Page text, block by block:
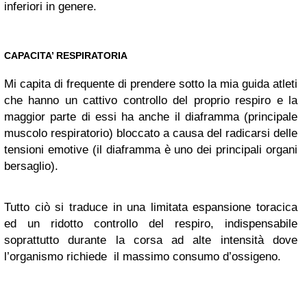
inferiori in genere.
CAPACITA’ RESPIRATORIA
Mi capita di frequente di prendere sotto la mia guida atleti
che hanno un cattivo controllo del proprio respiro e la
maggior parte di essi ha anche il diaframma (principale
muscolo respiratorio) bloccato a causa del radicarsi delle
tensioni emotive (il diaframma è uno dei principali organi
bersaglio).
Tutto ciò si traduce in una limitata espansione toracica
ed un ridotto controllo del respiro, indispensabile
soprattutto durante la corsa ad alte intensità dove
l’organismo richiede il massimo consumo d’ossigeno.